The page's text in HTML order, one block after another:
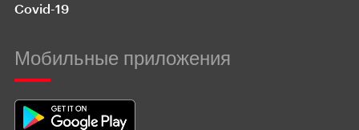
Covid-19
Мобильные приложения